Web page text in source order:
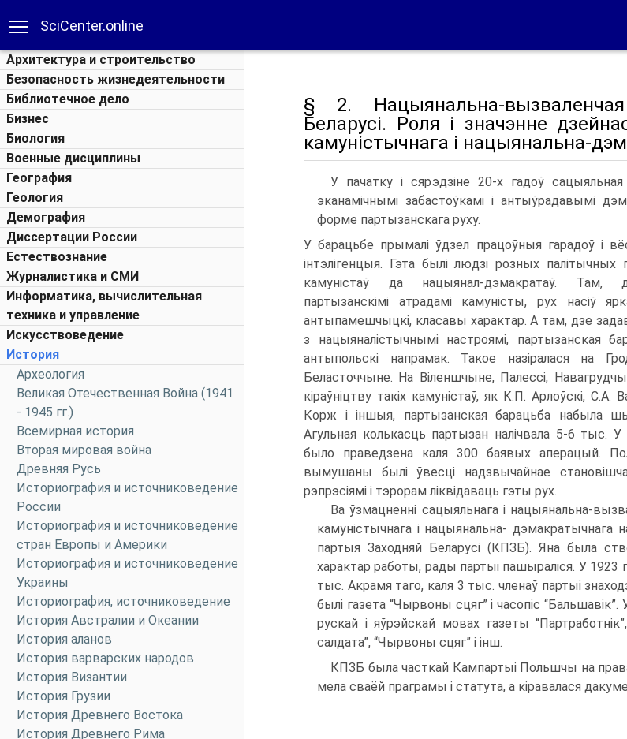
SciCenter.online
Архитектура и строительство
Безопасность жизнедеятельности
Библиотечное дело
Бизнес
Биология
Военные дисциплины
География
Геология
Демография
Диссертации России
Естествознание
Журналистика и СМИ
Информатика, вычислительная
техника и управление
Искусствоведение
История
Археология
Великая Отечественная Война (1941
- 1945 гг.)
Всемирная история
Вторая мировая война
Древняя Русь
Историография и источниковедение
России
Историография и источниковедение
стран Европы и Америки
Историография и источниковедение
Украины
Историография, источниковедение
История Австралии и Океании
История аланов
История варварских народов
История Византии
История Грузии
История Древнего Востока
История Древнего Рима
§ 2. Нацыянальна-
Беларусі. Роля і значэнне
камуністычнага і нацыянальна-
У пачатку і сярэдзіне 20-х гадоў
эканамічнымі забастоўкамі і антыўрадавымі
форме партызанскага руху.
У барацьбе прымалі ўдзел працоўныя гарадоў і
інтэлігенцыя. Гэта былі людзі розных палітычных
камуністаў да нацыянал-дэмакратаў. Там,
партызанскімі атрадамі камуністы, рух насіў
антыпамешчыцкі, класавы характар. А там, дзе
з нацыяналістычнымі настроямі, партызанская
антыпольскі напрамак. Такое назіралася на
Беласточчыне. На Віленшчыне, Палессі,
кіраўніцтву такіх камуністаў, як К.П. Арлоўскі, С.А.
Корж і іншыя, партызанская барацьба набыла
Агульная колькасць партызан налічвала 5-6 тыс. У
было праведзена каля 300 баявых аперацый.
вымушаны былі ўвесці надзвычайнае
рэпрэсіямі і тэрорам ліквідаваць гэты рух.
Ва ўзмацненні сацыяльнага і нацыянальна-
камуністычнага і нацыянальна- дэмакратычнага
партыя Заходняй Беларусі (КПЗБ). Яна была
характар работы, рады партыі пашыраліся. У 1923
тыс. Акрамя таго, каля 3 тыс. членаў партыі
былі газета “Чырвоны сцяг” і часопіс
рускай і яўрэйскай мовах газеты
салдата”, “Чырвоны сцяг” і інш.
КПЗБ была часткай Кампартыі Польшчы на
мела сваёй праграмы і статута, а кіравалася